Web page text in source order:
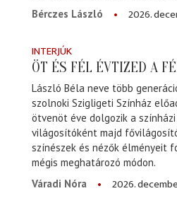
Bérczes László
2026.
INTERJÚK
ÖT ÉS FÉL ÉVTIZED A
László Béla neve több
szolnoki Szigligeti Színház
ötvenöt éve dolgozik a
világosítóként majd
színészek és nézők élményeit
mégis meghatározó módon.
Váradi Nóra
2026.